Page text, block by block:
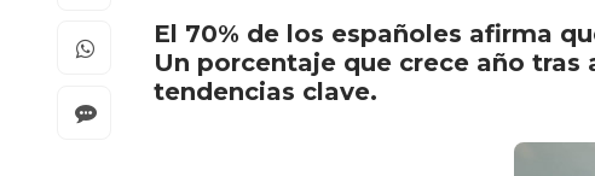
El 70% de los españoles afirma
Un porcentaje que crece año tras
tendencias clave.